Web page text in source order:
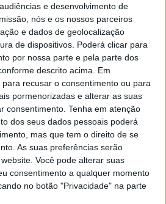
e desenvolvimento de
nós e os nossos parceiros
e dados de geolocalização
de dispositivos. Poderá clicar para
por nossa parte e pela parte dos
descrito acima. Em
recusar o consentimento ou para
pormenorizadas e alterar as suas
consentimento. Tenha em atenção
dos seus dados pessoais poderá
mas que tem o direito de se
As suas preferências serão
Você pode alterar suas
consentimento a qualquer momento
no botão "Privacidade" na parte
de Pista Curta VIRTUS decorre
reunindo atletas de vários
competições internacionais
ouvir na Estação Diária – 96.8
Pub
Cristiano Pereira VIRTUS